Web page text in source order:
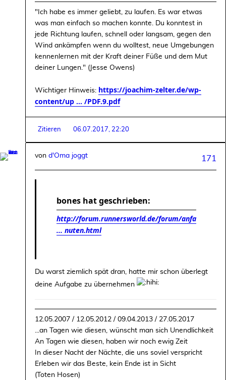
"Ich habe es immer geliebt, zu laufen. Es war etwas
was man einfach so machen konnte. Du konntest in
jede Richtung laufen, schnell oder langsam, gegen den
Wind ankämpfen wenn du wolltest, neue Umgebungen
kennenlernen mit der Kraft deiner Füße und dem Mut
deiner Lungen." (Jesse Owens)
Wichtiger Hinweis: https://joachim-zelter.de/wp-
content/up ... /PDF.9.pdf
Zitieren 06.07.2017, 22:20
171
von d'Oma joggt
bones hat geschrieben:
http://forum.runnersworld.de/forum/anfa
... nuten.html
Du warst ziemlich spät dran, hatte mir schon überlegt
deine Aufgabe zu übernehmen
12.05.2007 / 12.05.2012 / 09.04.2013 / 27.05.2017
...an Tagen wie diesen, wünscht man sich Unendlichkeit
An Tagen wie diesen, haben wir noch ewig Zeit
In dieser Nacht der Nächte, die uns soviel verspricht
Erleben wir das Beste, kein Ende ist in Sicht
(Toten Hosen)